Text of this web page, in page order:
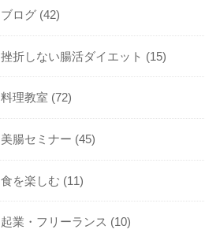
ブログ (42)
挫折しない腸活ダイエット (15)
料理教室 (72)
美腸セミナー (45)
食を楽しむ (11)
起業・フリーランス (10)